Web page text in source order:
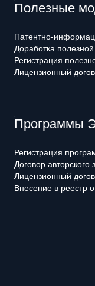
Полезные
Патентно-
Доработка
Регистрация
Лицензионный
Программы
Регистрация
Договор
Лицензионный
Внесение в реестр